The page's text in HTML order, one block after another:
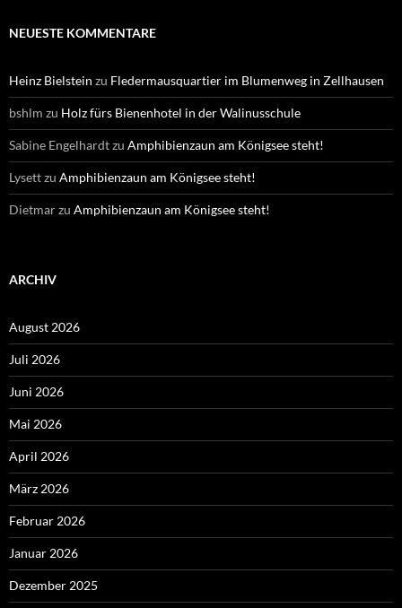
NEUESTE KOMMENTARE
Heinz Bielstein zu Fledermausquartier im Blumenweg in Zellhausen
bshlm zu Holz fürs Bienenhotel in der Walinusschule
Sabine Engelhardtzu Amphibienzaun am Königsee steht!
Lysettzu Amphibienzaun am Königsee steht!
Dietmarzu Amphibienzaun am Königsee steht!
ARCHIV
August 2026
Juli 2026
Juni 2026
Mai 2026
April 2026
März 2026
Februar 2026
Januar 2026
Dezember 2025